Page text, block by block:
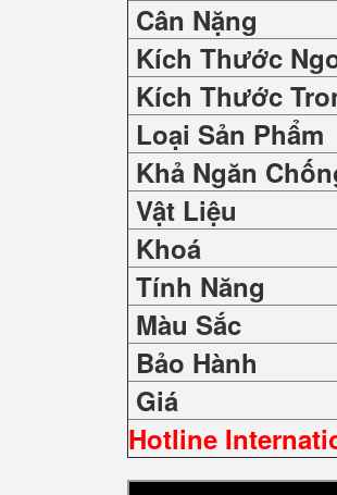
Cân Nặng
Kích Thước
Kích Thước
Loại Sản Phẩm
Khả Ngăn
Vật Liệu
Khoá
Tính Năng
Màu Sắc
Bảo Hành
Giá
Hotline